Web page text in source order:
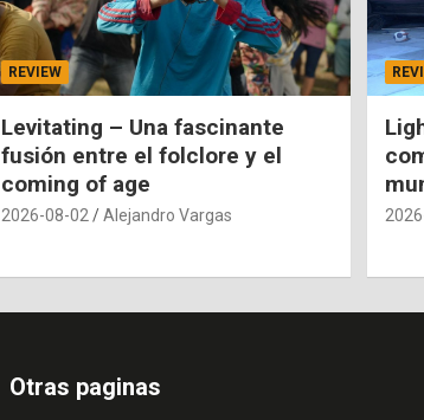
REVIEW
Levitating – Una fascinante
fusión entre el folclore y el
coming of age
2026-08-02 Alejandro Vargas
Otras paginas